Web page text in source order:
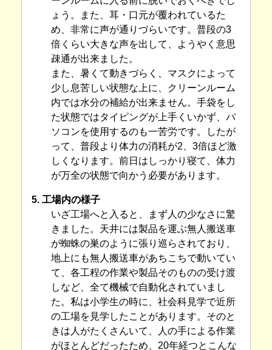
ょう。また、耳・口元が覆われているた
め、非常に声が通りづらいです。普段の3
倍くらい大きな声を出して、ようやく意思
疎通が出来ました。
また、暑くて動きづらく、マスクによって
少し息苦しい状態な上に、クリーンルーム
内では水分の補給が出来ません。手袋をし
た状態ではタイピングが上手くいかず、パ
ソコンを使用するのも一苦労です。したが
って、普段より体力の消耗が2、3倍ほど激
しくなります。前日はしっかり寝て、体力
が万全の状態で向かう必要があります。
5. 工場内の様子
いざ工場へと入ると、まず人の少なさに驚
きました。天井には製品を運ぶ無人搬送車
が蜘蛛の巣のように張り巡らされており、
地上にも無人搬送車があちこちで動いてい
て、各工程の作業や製品そのものの受け渡
しなど、全て機械で自動化されていまし
た。私は小学生の時に、社会科見学で近所
の工場を見学したことがあります。そのと
きは人がたくさんいて、人の手による作業
がほとんどだったため、20年経つとこんな